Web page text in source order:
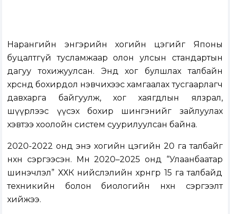
Нарангийн энгэрийн хогийн цэгийг Японы
буцалтгүй тусламжаар олон улсын стандартын
дагуу тохижуулсан. Энд хог булшлах талбайн
хөрсөнд бохирдол нэвчихээс хамгаалах тусгаарлагч
давхарга байгуулж, хог хаягдлын ялзрал,
шүүрлээс үүсэх бохир шингэнийг зайлуулах
хэвтээ хоолойн систем суурилуулсан байна.
2020-2022 онд энэ хогийн цэгийн 20 га талбайг
нөхөн сэргээсэн. Мөн 2020–2025 онд “Улаанбаатар
шинэчлэл” ХХК нийслэлийн хөрөнгөөр 15 га талбайд
техникийн болон биологийн нөхөн сэргээлт
хийжээ.